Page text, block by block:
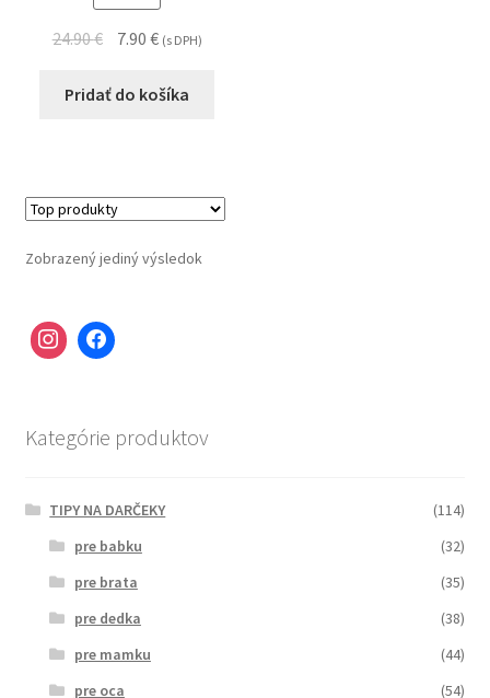
24.90€ 7.90 € (s DPH)
Pridať do košíka
Zobrazený jediný výsledok
Kategórie produktov
TIPY NA DARČEKY
(114)
pre babku
(32)
pre brata
(35)
pre dedka
(38)
pre mamku
(44)
pre oca
(54)